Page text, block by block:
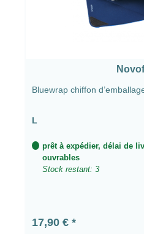
Bluewrap chiffon
L
prêt à expédier, délai de
ouvrables
Stock restant: 3
Prix régulier :
17,90 €